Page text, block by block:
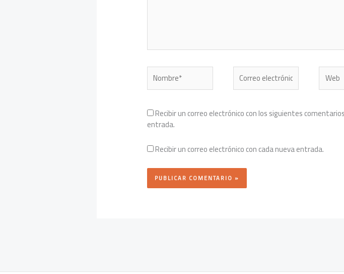
Nombre* Correo
electrónico*
Web
Recibir un correo electrónico con los siguientes
entrada.
Recibir un correo electrónico con cada nueva entrada.